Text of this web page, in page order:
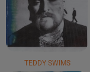
TEDDY SWIMS